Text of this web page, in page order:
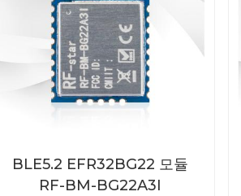
BLE5.2 EFR32BG22 모듈
RF-BM-BG22A3I